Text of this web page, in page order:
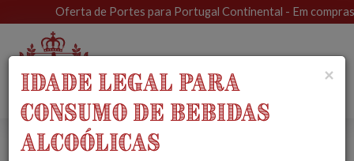
Oferta de Portes para Portugal Continental - Em compras
×
IDADE LEGAL PARA
CONSUMO DE BEBIDAS
ALCOÓLICAS